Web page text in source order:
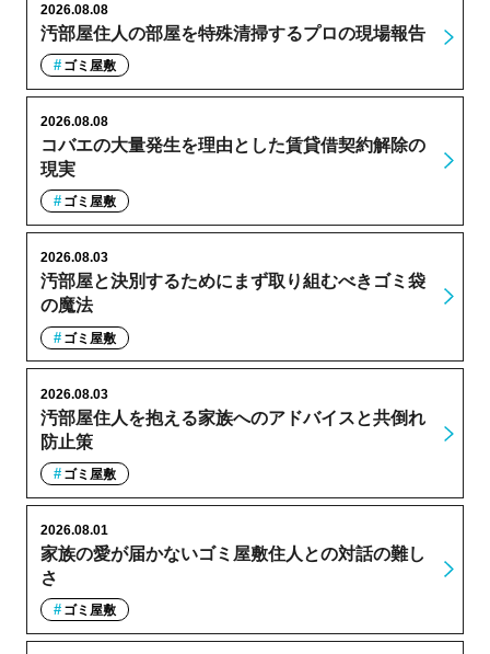
汚部屋住人の部屋を特殊清掃するプロの現場報告
2026.08.08
ゴミ屋敷
コバエの大量発生を理由とした賃貸借契約解除の
現実
2026.08.08
ゴミ屋敷
汚部屋と決別するためにまず取り組むべきゴミ袋
の魔法
2026.08.03
ゴミ屋敷
汚部屋住人を抱える家族へのアドバイスと共倒れ
防止策
2026.08.03
ゴミ屋敷
家族の愛が届かないゴミ屋敷住人との対話の難し
さ
2026.08.01
ゴミ屋敷